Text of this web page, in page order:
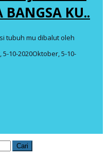
BANGSA KU..
tubuh mu dibalut oleh
10-2020Oktober, 5-10-